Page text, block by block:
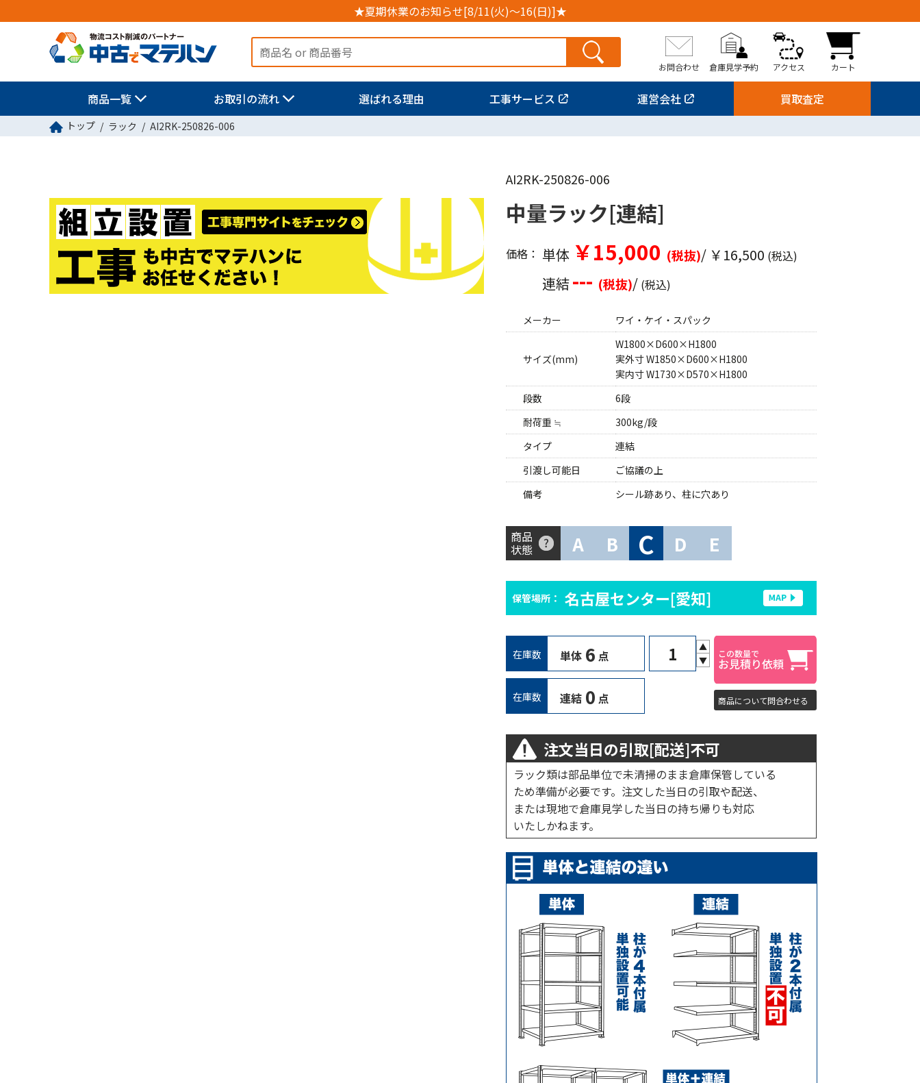
★夏期休業のお知らせ[8/11(火)～16(日)]★
お問合わせ 倉庫見学予約 アクセス カート
商品一覧 お取引の流れ 選ばれる理由 工事サービス 運営会社 買取査定
トップ ラック AI2RK-250826-006
AI2RK-250826-006
中量ラック[連結]
価格： 単体 ￥15,000 (税抜)/ ￥16,500 (税込)
連結--- (税抜)/ (税込)
メーカー ワイ・ケイ・スパック
サイズ(mm)
W1800×D600×H1800
実外寸 W1850×D600×H1800
実内寸 W1730×D570×H1800
段数
6段
耐荷重 ≒
300kg/段
タイプ
連結
引渡し可能日
ご協議の上
備考
シール跡あり、柱に穴あり
商品
状態 A B C D E
保管場所： 名古屋センター[愛知]
在庫数 単体 6 点
▲
▼
在庫数 連結 0 点 商品について問合わせる
注文当日の引取[配送]不可
ラック類は部品単位で未清掃のまま倉庫保管している
ため準備が必要です。注文した当日の引取や配送、
または現地で倉庫見学した当日の持ち帰りも対応
いたしかねます。